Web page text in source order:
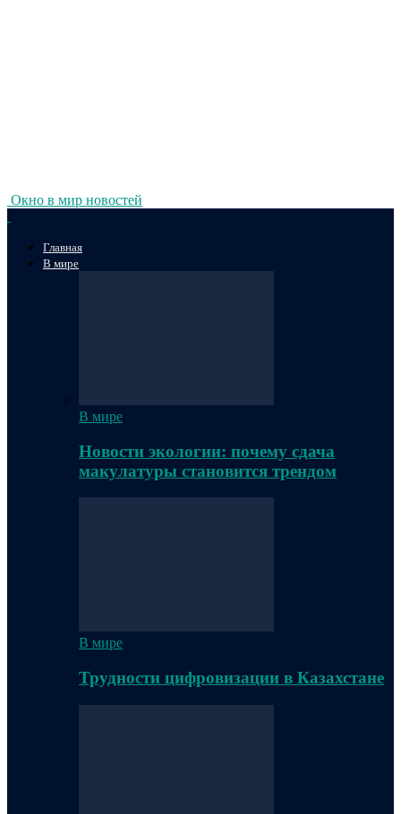
Окно в мир новостей
Главная
В мире
В мире
Новости экологии: почему сдача
макулатуры становится трендом
В мире
Трудности цифровизации в Казахстане